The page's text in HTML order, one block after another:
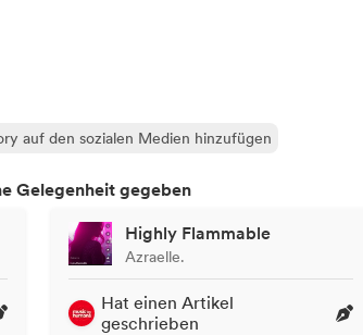
auf den sozialen Medien hinzufügen
Gelegenheit gegeben
Highly Flammable
Azraelle.
Hat einen Artikel
geschrieben